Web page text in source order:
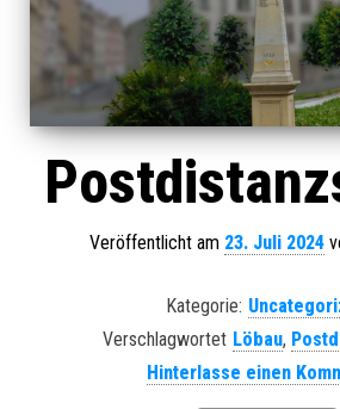
Veröffentlicht am 23. Juli 2024
Kategorie:
Verschlagwortet Löbau,
Hinterlasse einen